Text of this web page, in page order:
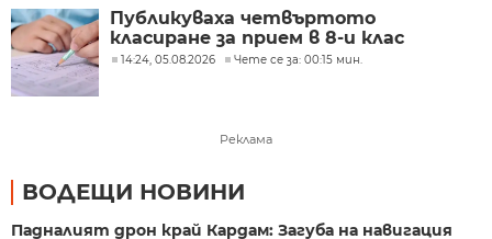
Публикуваха четвъртото
класиране за прием в 8-и клас
14:24, 05.08.2026 Чете се за: 00:15 мин.
Реклама
ВОДЕЩИ НОВИНИ
Падналият дрон край Кардам: Загуба на навигация